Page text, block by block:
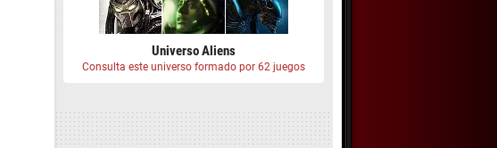
Universo Aliens
Consulta este universo formado por 62 juegos